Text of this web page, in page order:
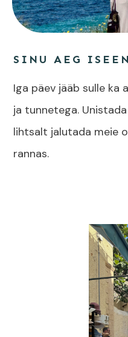
SINU AEG
Iga päev jääb sulle ka
ja tunnetega.
lihtsalt jalutada meie
rannas.